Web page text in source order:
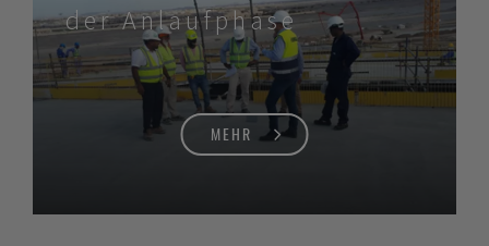
der Anlaufphase
MEHR